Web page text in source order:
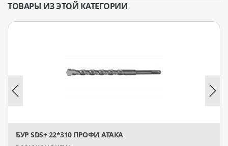
ТОВАРЫ ИЗ ЭТОЙ КАТЕГОРИИ
БУР SDS+ 22*310 ПРОФИ АТАКА